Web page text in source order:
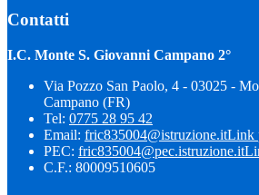
Contatti
I.C. Monte S. Giovanni Campano 2°
Via Pozzo San Paolo, 4 - 03025 -
Campano (FR)
Tel: 0775 28 95 42
Email: fric835004@istruzione.itLink
PEC: fric835004@pec.istruzione.it
C.F.: 80009510605